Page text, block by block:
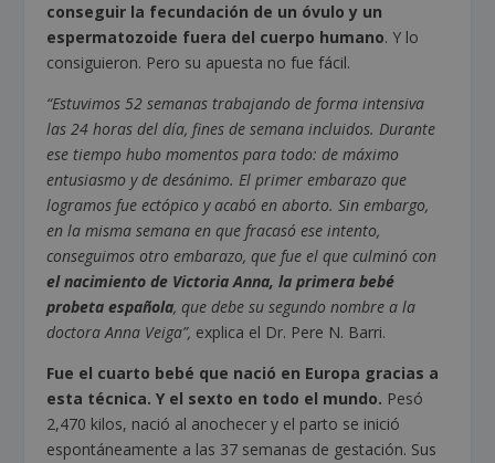
conseguir la fecundación de un óvulo y un
espermatozoide fuera del cuerpo humano. Y lo
consiguieron. Pero su apuesta no fue fácil.
“Estuvimos 52 semanas trabajando de forma intensiva
las 24 horas del día, fines de semana incluidos. Durante
ese tiempo hubo momentos para todo: de máximo
entusiasmo y de desánimo. El primer embarazo que
logramos fue ectópico y acabó en aborto. Sin embargo,
en la misma semana en que fracasó ese intento,
conseguimos otro embarazo, que fue el que culminó con
el nacimiento de Victoria Anna, la primera bebé
probeta española, que debe su segundo nombre a la
doctora Anna Veiga”, explica el Dr. Pere N. Barri.
Fue el cuarto bebé que nació en Europa gracias a
esta técnica. Y el sexto en todo el mundo. Pesó
2,470 kilos, nació al anochecer y el parto se inició
espontáneamente a las 37 semanas de gestación. Sus